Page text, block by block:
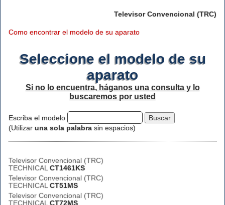
Televisor Convencional (TRC)
Como encontrar el modelo de su aparato
Seleccione el modelo de su
aparato
Si no lo encuentra, háganos una consulta y lo
buscaremos por usted
Escriba el modelo
(Utilizar una sola palabra sin espacios)
Televisor Convencional (TRC)
TECHNICAL CT1461KS
Televisor Convencional (TRC)
TECHNICAL CT51MS
Televisor Convencional (TRC)
TECHNICAL CT72MS